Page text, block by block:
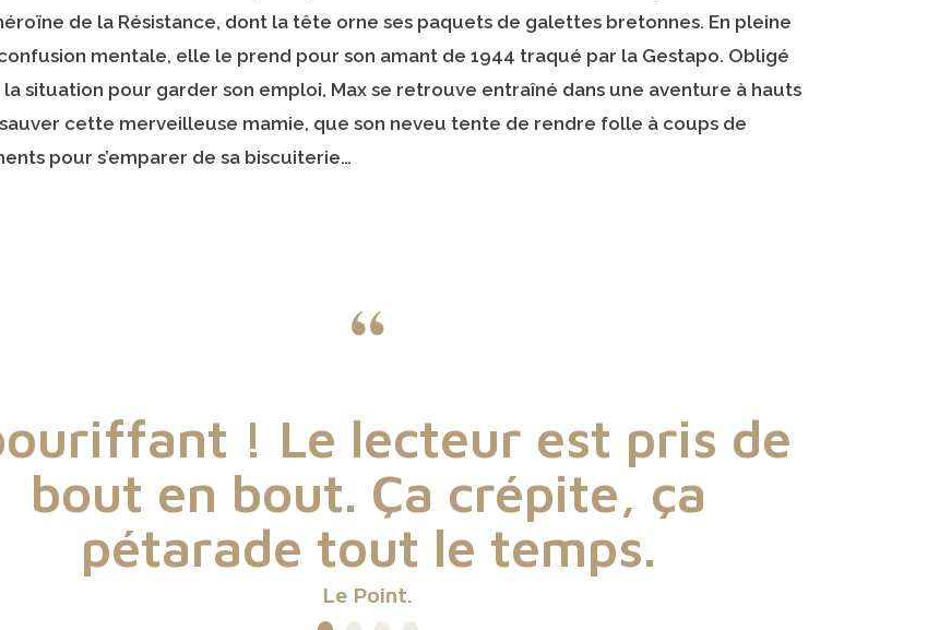
de la Résistance, dont la tête orne ses paquets de galettes bretonnes. En pleine
mentale, elle le prend pour son amant de 1944 traqué par la Gestapo. Obligé
situation pour garder son emploi, Max se retrouve entraîné dans une aventure à hauts
cette merveilleuse mamie, que son neveu tente de rendre folle à coups de
pour s’emparer de sa biscuiterie…
“
! Le lecteur est pris de
bout en bout. Ça crépite, ça
pétarade tout le temps.
Le Point.